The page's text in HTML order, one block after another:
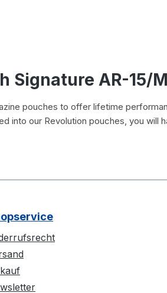
AR-15/
pouches to offer lifetime
into our Revolution pouches, you